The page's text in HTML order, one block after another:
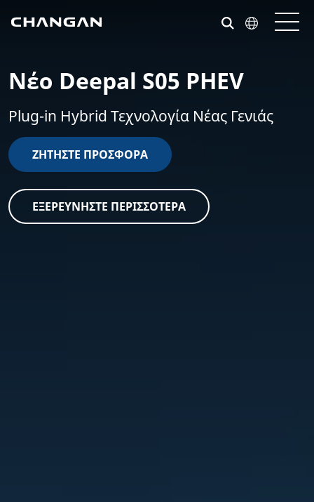
Νέο Deepal S05 PHEV
Plug-in Hybrid Τεχνολογία Νέας Γενιάς
ΖΗΤΗΣΤΕ ΠΡΟΣΦΟΡΆ
ΕΞΕΡΕΥΝΉΣΤΕ ΠΕΡΙΣΣΌΤΕΡΑ